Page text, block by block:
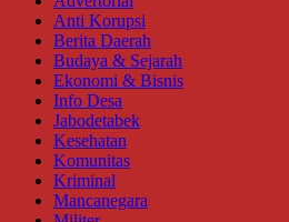
Anti Korupsi
Berita Daerah
Budaya & Sejarah
Ekonomi & Bisnis
Info Desa
Jabodetabek
Kesehatan
Komunitas
Kriminal
Mancanegara